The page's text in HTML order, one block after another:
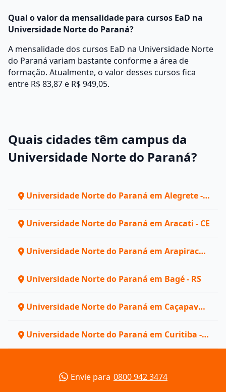
Qual o valor da mensalidade para cursos EaD na
Universidade Norte do Paraná?
A mensalidade dos cursos EaD na Universidade Norte
do Paraná variam bastante conforme a área de
formação. Atualmente, o valor desses cursos fica
entre R$ 83,87 e R$ 949,05.
Quais cidades têm campus da
Universidade Norte do Paraná?
Universidade Norte do Paraná em Alegrete -
Universidade Norte do Paraná em Aracati - CE
Universidade Norte do Paraná em Arapiraca -
Universidade Norte do Paraná em Bagé - RS
Universidade Norte do Paraná em Caçapava
Universidade Norte do Paraná em Curitiba -
PR
Envie para 0800 942 3474